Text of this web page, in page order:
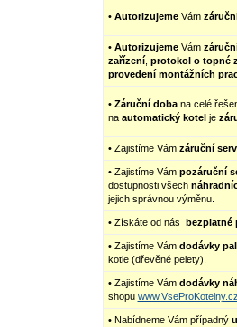
• AutorizujemeVám
• AutorizujemeVám
zařízení, protokol o topné
provedení montážních
• Záruční doba na celé
na automatický kotel je
• Zajistíme Vám záruční
• Zajistíme Vám pozáruční
dostupnosti všech
jejich správnou výměnu.
• Získáte od nás bezplatné
• Zajistíme Vám dodávky
kotle (dřevěné pelety).
• Zajistíme Vám dodávky
shopu
• Nabídneme Vám případný